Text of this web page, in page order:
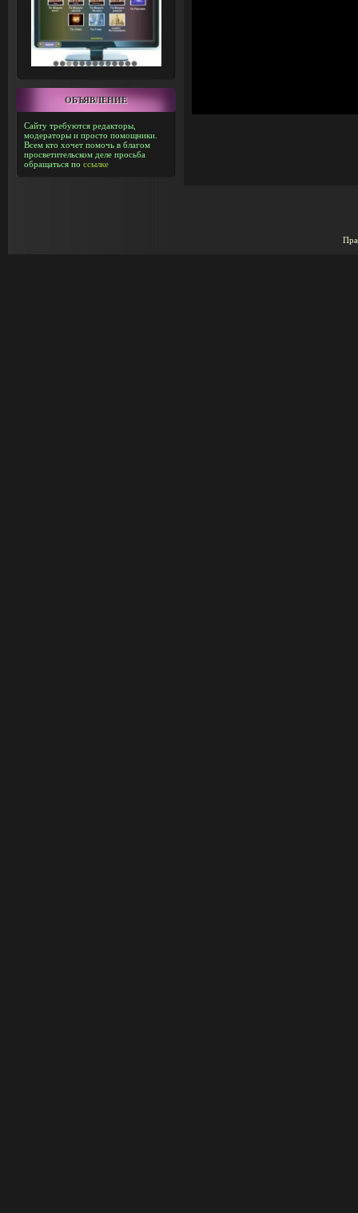
ОБЪЯВЛЕНИЕ
Сайту требуются редакторы,
модераторы и просто помощники.
Всем кто хочет помочь в благом
просветительском деле просьба
обращаться по ссылке